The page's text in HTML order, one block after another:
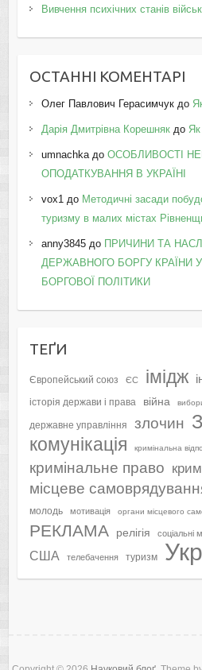
Вивчення психічних станів
ОСТАННІ КОМЕНТАРІ
Олег Павлович Герасимчукдо
Дарія Дмитрівна Корешнякдо Як
umnachkaдо ОСОБЛИВОСТІ
ОПОДАТКУВАННЯ В УКРАЇНІ
vox1 до Методичні засади
туризму в малих містах
anny3845до ПРИЧИНИ ТА
ДЕРЖАВНОГО БОРГУ КРАЇНИ У
БОРГОВОЇ ПОЛІТИКИ
ТЕҐИ
Європейський союз ЄС імідж
історія держави і права війна
державне управління злочин
комунікація кримінальна
кримінальне право
місцеве
молодь мотивація органи місцевого
РЕКЛАМА релігія соціальні
США телебачення туризм